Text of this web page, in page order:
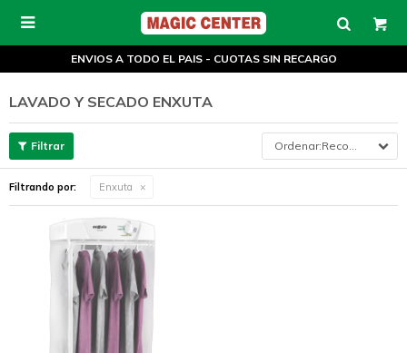

ENVIOS A TODO EL PAIS - CUOTAS SIN RECARGO
LAVADO Y SECADO ENXUTA
Recomendados
Filtrando por: Enxuta